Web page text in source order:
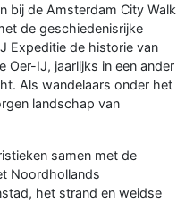
bij de Amsterdam City Walk
de geschiedenisrijke
Expeditie de historie van
Oer-IJ, jaarlijks in een ander
Als wandelaars onder het
landschap van
samen met de
Noordhollands
het strand en weidse